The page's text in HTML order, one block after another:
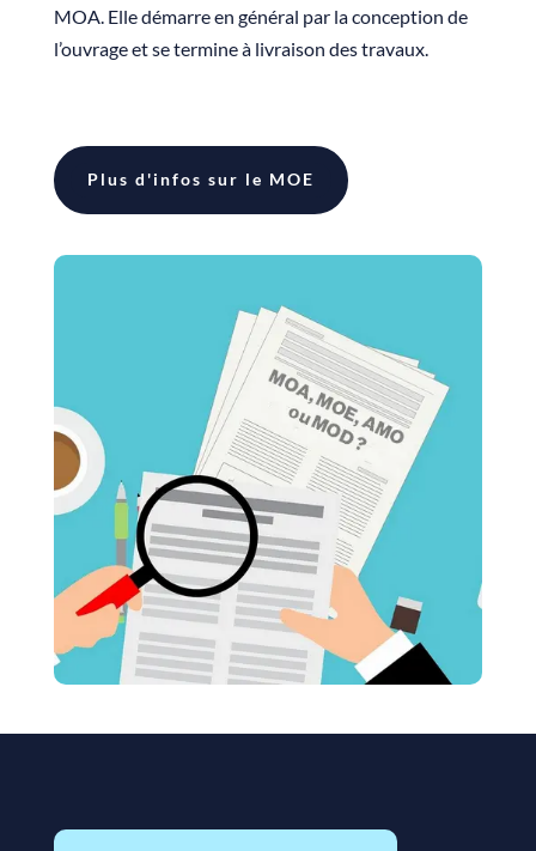
MOA. Elle démarre en général par la conception de
l’ouvrage et se termine à livraison des travaux.
Plus d'infos sur le MOE